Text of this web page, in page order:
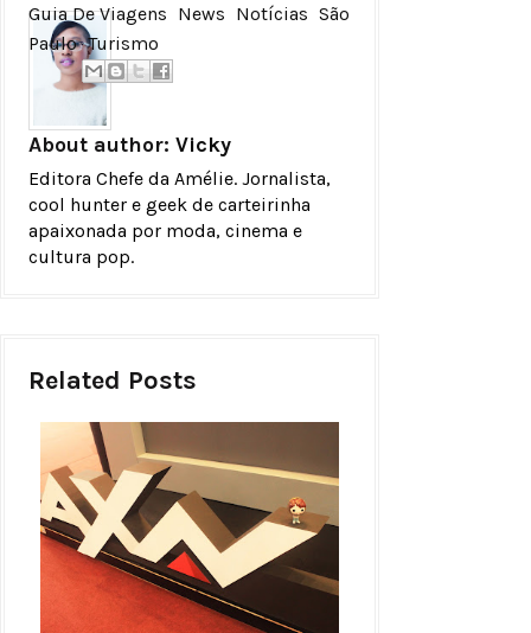
Guia De Viagens News Notícias São
Paulo Turismo
About author: Vicky
Editora Chefe da Amélie. Jornalista,
cool hunter e geek de carteirinha
apaixonada por moda, cinema e
cultura pop.
Related Posts